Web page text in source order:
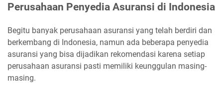
Perusahaan Penyedia Asuransi di Indonesia
Begitu banyak perusahaan asuransi yang telah berdiri dan
berkembang di Indonesia, namun ada beberapa penyedia
asuransi yang bisa dijadikan rekomendasi karena setiap
perusahaan asuransi pasti memiliki keunggulan masing-
masing.